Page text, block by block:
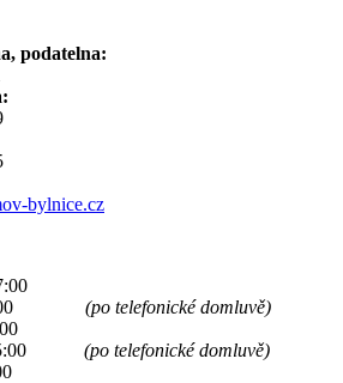
podatelna:
bylnice.cz
15:00 (po telefonické domluvě)
15:00 (po telefonické domluvě)